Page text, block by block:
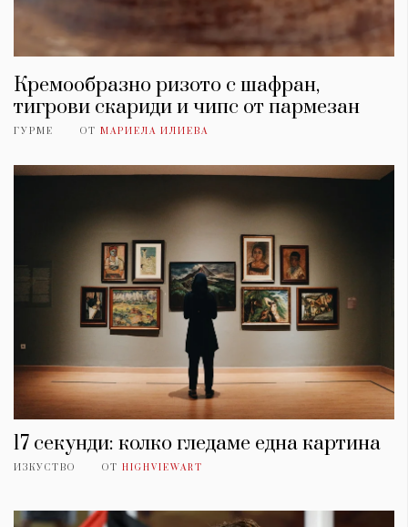
Кремообразно ризото с шафран,
тигрови скариди и чипс от пармезан
ГУРМЕ ОТ МАРИЕЛА ИЛИЕВА
17 секунди: колко гледаме една картина
ИЗКУСТВО ОТ HIGHVIEWART